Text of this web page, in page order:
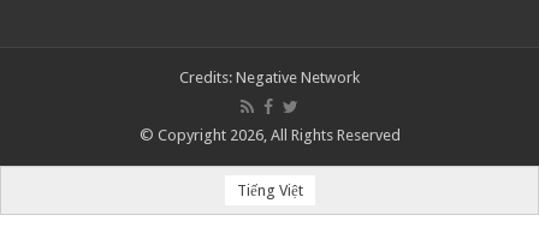
Credits: Negative Network
© Copyright 2026, All Rights Reserved
Tiếng Việt